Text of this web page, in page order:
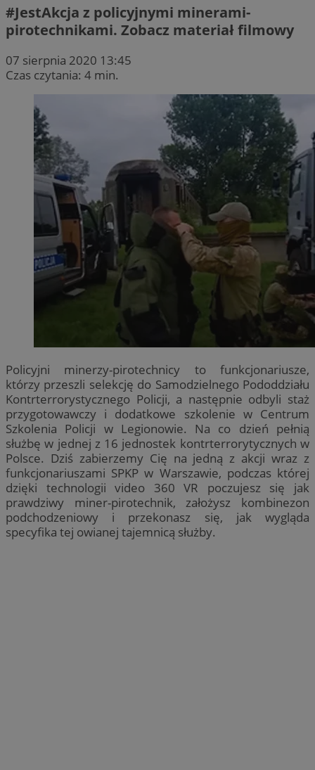
#JestAkcja z policyjnymi minerami-
pirotechnikami. Zobacz materiał filmowy
07 sierpnia 2020 13:45
Czas czytania: 4 min.
Policyjni minerzy-pirotechnicy to funkcjonariusze,
którzy przeszli selekcję do Samodzielnego Pododdziału
Kontrterrorystycznego Policji, a następnie odbyli staż
przygotowawczy i dodatkowe szkolenie w Centrum
Szkolenia Policji w Legionowie. Na co dzień pełnią
służbę w jednej z 16 jednostek kontrterrorytycznych w
Polsce. Dziś zabierzemy Cię na jedną z akcji wraz z
funkcjonariuszami SPKP w Warszawie, podczas której
dzięki technologii video 360 VR poczujesz się jak
prawdziwy miner-pirotechnik, założysz kombinezon
podchodzeniowy i przekonasz się, jak wygląda
specyfika tej owianej tajemnicą służby.